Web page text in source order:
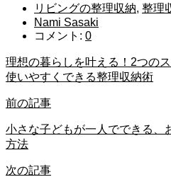
リビングの整理収納, 整理
Nami Sasaki
コメント: 0
理想の暮らしを叶える！2つの
使いやすくできる整理収納術
前の記事
小さな子どもが一人でできる、
方法
次の記事